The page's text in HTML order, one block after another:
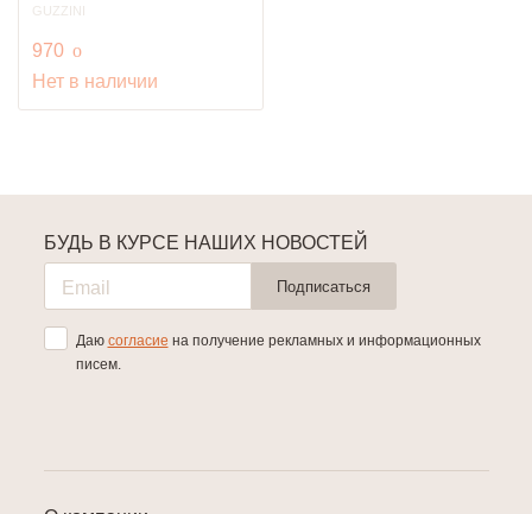
GUZZINI
970 руб.
o
Нет в наличии
БУДЬ В КУРСЕ НАШИХ НОВОСТЕЙ
Подписаться
Даю согласие на получение рекламных и информационных
писем.